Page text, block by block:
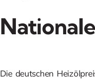
Die deutschen